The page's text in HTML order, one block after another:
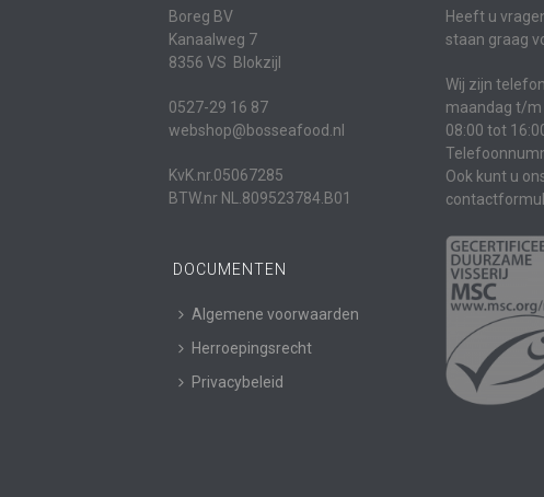
Boreg BV
Kanaalweg 7
8356 VS Blokzijl
0527-29 16 87
webshop@bosseafood.nl
KvK.nr.05067285
BTW.nr NL.809523784.B01
DOCUMENTEN
Algemene voorwaarden
Herroepingsrecht
Privacybeleid
Heeft u
staan graag
Wij zijn
maandag t/m
08:00 tot
Ook kunt u